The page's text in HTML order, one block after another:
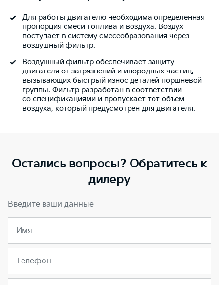
Для работы двигателю необходима определенная
пропорция смеси топлива и воздуха. Воздух
поступает в систему смесеобразования через
воздушный фильтр.
Воздушный фильтр обеспечивает защиту
двигателя от загрязнений и инородных частиц,
вызывающих быстрый износ деталей поршневой
группы. Фильтр разработан в соответствии
со спецификациями и пропускает тот объем
воздуха, который предусмотрен для двигателя.
Остались вопросы? Обратитесь к
дилеру
Введите ваши данные
Имя
Телефон